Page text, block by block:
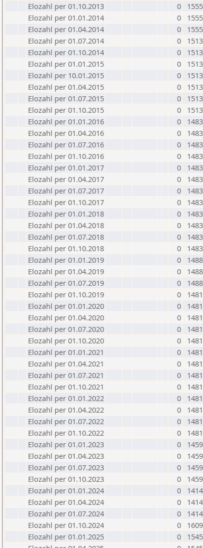
Elozahl per 01.10.2013
0
1555
Elozahl per 01.01.2014
0
1555
Elozahl per 01.04.2014
0
1555
Elozahl per 01.07.2014
0
1513
Elozahl per 01.10.2014
0
1513
Elozahl per 01.01.2015
0
1513
Elozahl per 10.01.2015
0
1513
Elozahl per 01.04.2015
0
1513
Elozahl per 01.07.2015
0
1513
Elozahl per 01.10.2015
0
1513
Elozahl per 01.01.2016
0
1483
Elozahl per 01.04.2016
0
1483
Elozahl per 01.07.2016
0
1483
Elozahl per 01.10.2016
0
1483
Elozahl per 01.01.2017
0
1483
Elozahl per 01.04.2017
0
1483
Elozahl per 01.07.2017
0
1483
Elozahl per 01.10.2017
0
1483
Elozahl per 01.01.2018
0
1483
Elozahl per 01.04.2018
0
1483
Elozahl per 01.07.2018
0
1483
Elozahl per 01.10.2018
0
1483
Elozahl per 01.01.2019
0
1488
Elozahl per 01.04.2019
0
1488
Elozahl per 01.07.2019
0
1488
Elozahl per 01.10.2019
0
1481
Elozahl per 01.01.2020
0
1481
Elozahl per 01.04.2020
0
1481
Elozahl per 01.07.2020
0
1481
Elozahl per 01.10.2020
0
1481
Elozahl per 01.01.2021
0
1481
Elozahl per 01.04.2021
0
1481
Elozahl per 01.07.2021
0
1481
Elozahl per 01.10.2021
0
1481
Elozahl per 01.01.2022
0
1481
Elozahl per 01.04.2022
0
1481
Elozahl per 01.07.2022
0
1481
Elozahl per 01.10.2022
0
1481
Elozahl per 01.01.2023
0
1459
Elozahl per 01.04.2023
0
1459
Elozahl per 01.07.2023
0
1459
Elozahl per 01.10.2023
0
1459
Elozahl per 01.01.2024
0
1414
Elozahl per 01.04.2024
0
1414
Elozahl per 01.07.2024
0
1414
Elozahl per 01.10.2024
0
1609
Elozahl per 01.01.2025
0
1545